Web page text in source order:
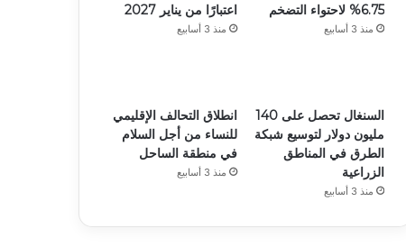
6.75% لاحتواء التضخم
منذ 3 أسابيع
اعتبارًا من يناير 2027
منذ 3 أسابيع
السنغال تحصل على 140
مليون دولار لتوسيع شبكة
الطرق في المناطق
الزراعية
منذ 3 أسابيع
انطلاق التحالف الإقليمي
للنساء من أجل السلام
في منطقة الساحل
منذ 3 أسابيع